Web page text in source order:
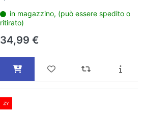
in magazzino, (può essere spedito o
ritirato)
34,99 €